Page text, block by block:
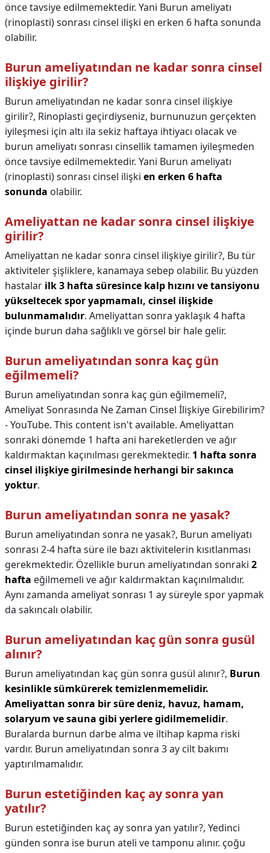
önce tavsiye edilmemektedir. Yani Burun ameliyatı
(rinoplasti) sonrası cinsel ilişki en erken 6 hafta sonunda
olabilir.
Burun ameliyatından ne kadar sonra cinsel
ilişkiye girilir?
Burun ameliyatından ne kadar sonra cinsel ilişkiye
girilir?, Rinoplasti geçirdiyseniz, burnunuzun gerçekten
iyileşmesi için altı ila sekiz haftaya ihtiyacı olacak ve
burun ameliyatı sonrası cinsellik tamamen iyileşmeden
önce tavsiye edilmemektedir. Yani Burun ameliyatı
(rinoplasti) sonrası cinsel ilişki en erken 6 hafta
sonunda olabilir.
Ameliyattan ne kadar sonra cinsel ilişkiye
girilir?
Ameliyattan ne kadar sonra cinsel ilişkiye girilir?, Bu tür
aktiviteler şişliklere, kanamaya sebep olabilir. Bu yüzden
hastalar ilk 3 hafta süresince kalp hızını ve tansiyonu
yükseltecek spor yapmamalı, cinsel ilişkide
bulunmamalıdır. Ameliyattan sonra yaklaşık 4 hafta
içinde burun daha sağlıklı ve görsel bir hale gelir.
Burun ameliyatından sonra kaç gün
eğilmemeli?
Burun ameliyatından sonra kaç gün eğilmemeli?,
Ameliyat Sonrasında Ne Zaman Cinsel İlişkiye Girebilirim?
- YouTube. This content isn't available. Ameliyattan
sonraki dönemde 1 hafta ani hareketlerden ve ağır
kaldırmaktan kaçınılması gerekmektedir. 1 hafta sonra
cinsel ilişkiye girilmesinde herhangi bir sakınca
yoktur.
Burun ameliyatından sonra ne yasak?
Burun ameliyatından sonra ne yasak?, Burun ameliyatı
sonrası 2-4 hafta süre ile bazı aktivitelerin kısıtlanması
gerekmektedir. Özellikle burun ameliyatından sonraki 2
hafta eğilmemeli ve ağır kaldırmaktan kaçınılmalıdır.
Aynı zamanda ameliyat sonrası 1 ay süreyle spor yapmak
da sakıncalı olabilir.
Burun ameliyatından kaç gün sonra gusül
alınır?
Burun ameliyatından kaç gün sonra gusül alınır?, Burun
kesinlikle sümkürerek temizlenmemelidir.
Ameliyattan sonra bir süre deniz, havuz, hamam,
solaryum ve sauna gibi yerlere gidilmemelidir.
Buralarda burnun darbe alma ve iltihap kapma riski
vardır. Burun ameliyatından sonra 3 ay cilt bakımı
yaptırılmamalıdır.
Burun estetiğinden kaç ay sonra yan
yatılır?
Burun estetiğinden kaç ay sonra yan yatılır?, Yedinci
günden sonra ise burun ateli ve tamponu alınır. çoğu